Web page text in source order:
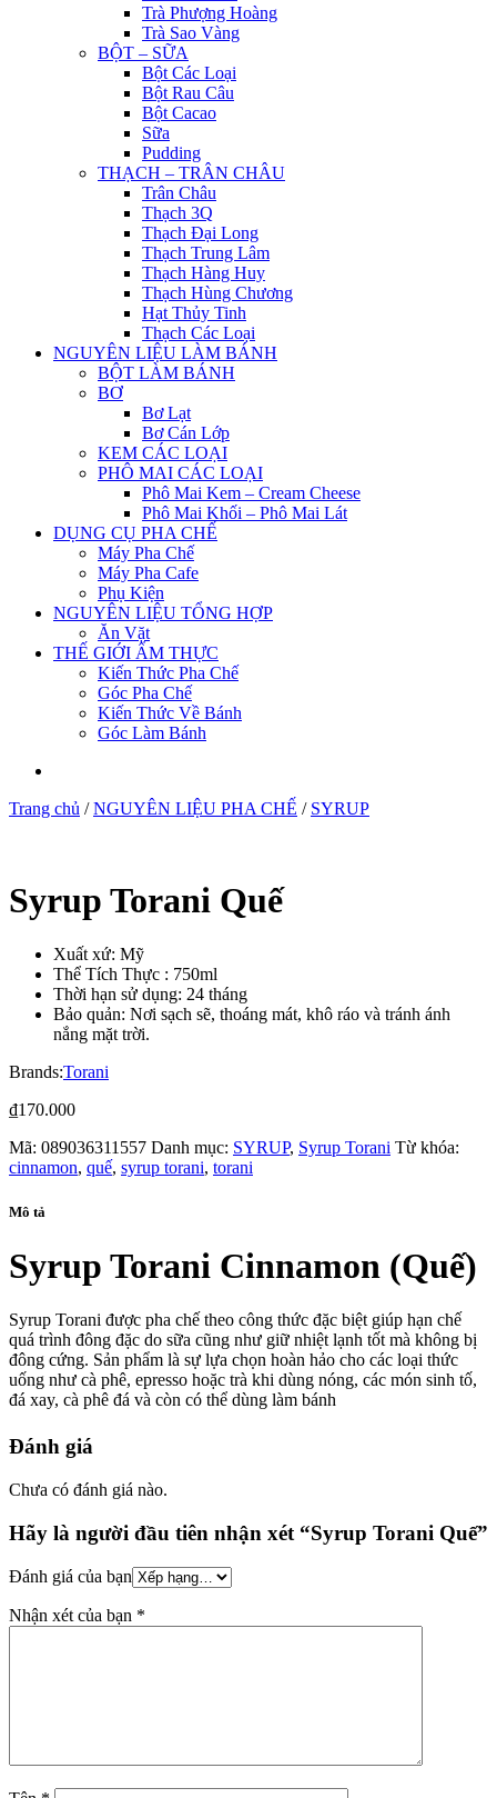
Trà Phượng Hoàng
Trà Sao Vàng
BỘT – SỮA
Bột Các Loại
Bột Rau Câu
Bột Cacao
Sữa
Pudding
THẠCH – TRÂN CHÂU
Trân Châu
Thạch 3Q
Thạch Đại Long
Thạch Trung Lâm
Thạch Hàng Huy
Thạch Hùng Chương
Hạt Thủy Tinh
Thạch Các Loại
NGUYÊN LIỆU LÀM BÁNH
BỘT LÀM BÁNH
BƠ
Bơ Lạt
Bơ Cán Lớp
KEM CÁC LOẠI
PHÔ MAI CÁC LOẠI
Phô Mai Kem – Cream Cheese
Phô Mai Khối – Phô Mai Lát
DỤNG CỤ PHA CHẾ
Máy Pha Chế
Máy Pha Cafe
Phụ Kiện
NGUYÊN LIỆU TỔNG HỢP
Ăn Vặt
THẾ GIỚI ẨM THỰC
Kiến Thức Pha Chế
Góc Pha Chế
Kiến Thức Về Bánh
Góc Làm Bánh
Trang chủ / NGUYÊN LIỆU PHA CHẾ / SYRUP
Syrup Torani Quế
Xuất xứ: Mỹ
Thể Tích Thực : 750ml
Thời hạn sử dụng: 24 tháng
Bảo quản: Nơi sạch sẽ, thoáng mát, khô ráo và tránh ánh
nắng mặt trời.
Brands:Torani
₫170.000
Mã: 089036311557 Danh mục: SYRUP, Syrup Torani Từ khóa:
cinnamon, quế, syrup torani, torani
Mô tả
Syrup Torani Cinnamon (Quế)
Syrup Torani được pha chế theo công thức đặc biệt giúp hạn chế
quá trình đông đặc do sữa cũng như giữ nhiệt lạnh tốt mà không bị
đông cứng. Sản phẩm là sự lựa chọn hoàn hảo cho các loại thức
uống như cà phê, epresso hoặc trà khi dùng nóng, các món sinh tố,
đá xay, cà phê đá và còn có thể dùng làm bánh
Đánh giá
Chưa có đánh giá nào.
Hãy là người đầu tiên nhận xét “Syrup Torani Quế”
Đánh giá của bạn
Nhận xét của bạn *